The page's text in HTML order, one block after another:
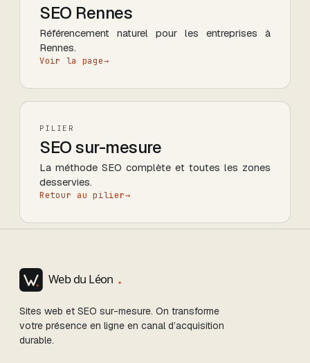
SEO Rennes
Référencement naturel pour les entreprises à
Rennes.
Voir la page→
PILIER
SEO sur-mesure
La méthode SEO complète et toutes les zones
desservies.
Retour au pilier→
Sites web et SEO sur-mesure. On transforme
votre présence en ligne en canal d’acquisition
durable.